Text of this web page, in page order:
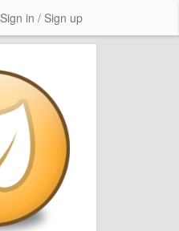
Sign in / Sign up